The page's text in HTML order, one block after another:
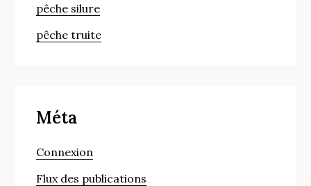
pêche silure
pêche truite
Méta
Connexion
Flux des publications